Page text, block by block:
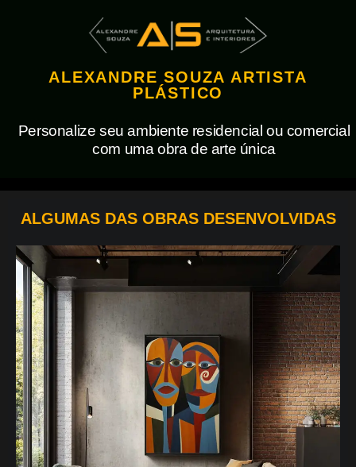
ALEXANDRE SOUZA ARTISTA
PLÁSTICO
Personalize seu ambiente residencial ou comercial
com uma obra de arte única
ALGUMAS DAS OBRAS DESENVOLVIDAS